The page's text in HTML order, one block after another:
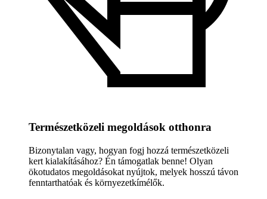
Természetközeli megoldások otthonra
Bizonytalan vagy, hogyan fogj hozzá természetközeli
kert kialakításához? Én támogatlak benne! Olyan
ökotudatos megoldásokat nyújtok, melyek hosszú távon
fenntarthatóak és környezetkímélők.